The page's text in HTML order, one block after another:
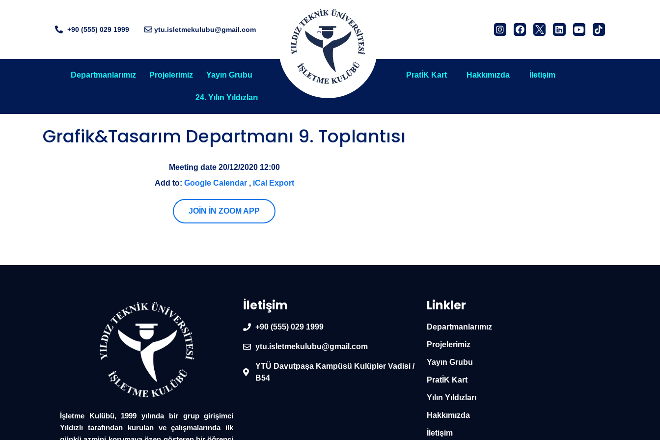
+90 (555) 029 1999 ytu.isletmekulubu@gmail.com
Departmanlarımız Projelerimiz Yayın Grubu
24. Yılın Yıldızları
PratİK Kart Hakkımızda İletişim
Grafik&Tasarım Departmanı 9. Toplantısı
Meeting date 20/12/2020 12:00
Add to: Google Calendar, iCal Export
JOIN IN ZOOM APP
İşletme Kulübü, 1999 yılında bir grup girişimci
Yıldızlı tarafından kurulan ve çalışmalarında ilk
İletişim
+90 (555) 029 1999
ytu.isletmekulubu@gmail.com
YTÜ Davutpaşa Kampüsü Kulüpler Vadisi /
B54
Linkler
Departmanlarımız
Projelerimiz
Yayın Grubu
PratİK Kart
Yılın Yıldızları
Hakkımızda
İletişim